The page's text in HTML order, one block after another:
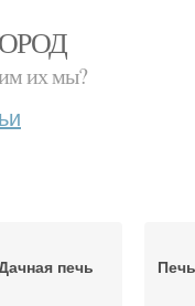
их мы?
печь